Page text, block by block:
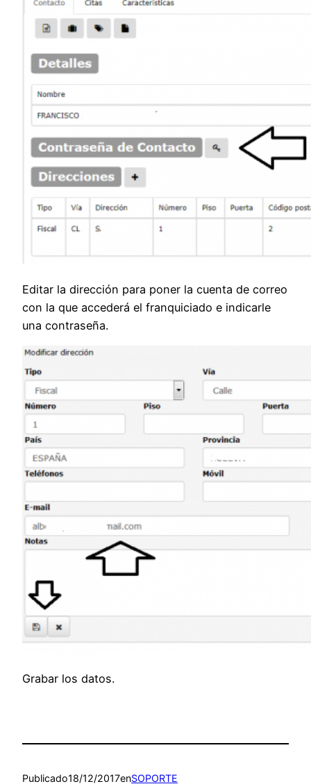
Editar la dirección para poner la cuenta de correo
con la que accederá el franquiciado e indicarle
una contraseña.
Grabar los datos.
Publicado18/12/2017enSOPORTE